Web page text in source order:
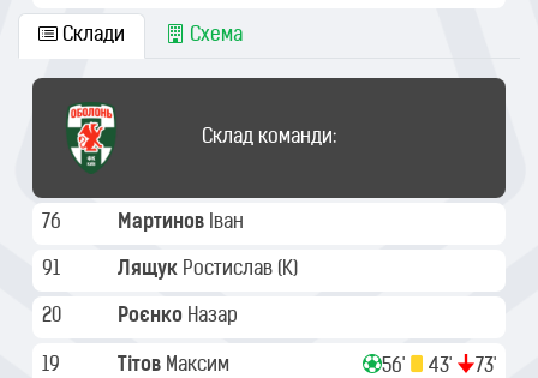
Склади Схема
Склад команди:
76 Мартинов Іван
91 Лящук Ростислав (K)
20 Роєнко Назар
19 Тітов Максим 56' 43' 73'